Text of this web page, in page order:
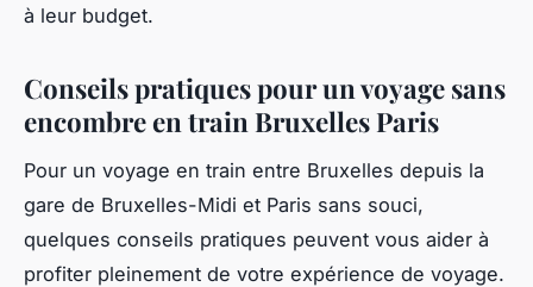
à leur budget.
Conseils pratiques pour un voyage sans
encombre en train Bruxelles Paris
Pour un voyage en train entre Bruxelles depuis la
gare de Bruxelles-Midi et Paris sans souci,
quelques conseils pratiques peuvent vous aider à
profiter pleinement de votre expérience de voyage.